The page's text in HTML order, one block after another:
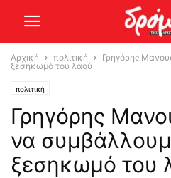
Αρχική πολιτική
Γρηγόρης
ξεσηκωμό του λαού
πολιτική
Γρηγόρης
να
ξεσηκωμό του